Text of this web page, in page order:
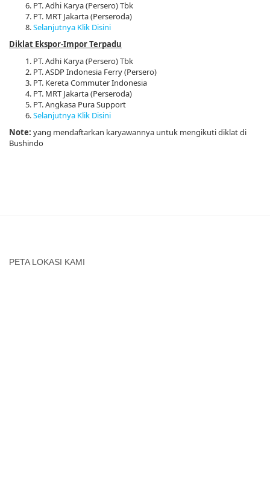
PT. Adhi Karya (Persero) Tbk
PT. MRT Jakarta (Perseroda)
Selanjutnya Klik Disini
Diklat Ekspor-Impor Terpadu
PT. Adhi Karya (Persero) Tbk
PT. ASDP Indonesia Ferry (Persero)
PT. Kereta Commuter Indonesia
PT. MRT Jakarta (Perseroda)
PT. Angkasa Pura Support
Selanjutnya Klik Disini
Note: yang mendaftarkan karyawannya untuk mengikuti diklat di
Bushindo
PETA LOKASI KAMI